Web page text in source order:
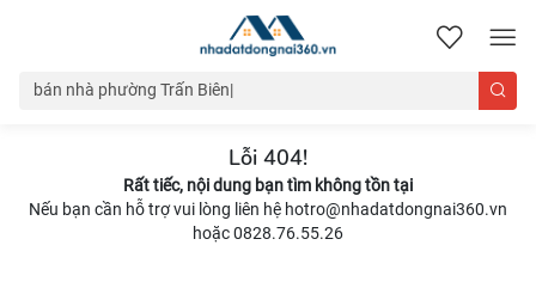
nhadatdongnai360.vn
Lỗi 404!
Rất tiếc, nội dung bạn tìm không tồn tại
Nếu bạn cần hỗ trợ vui lòng liên hệ hotro@nhadatdongnai360.vn
hoặc 0828.76.55.26